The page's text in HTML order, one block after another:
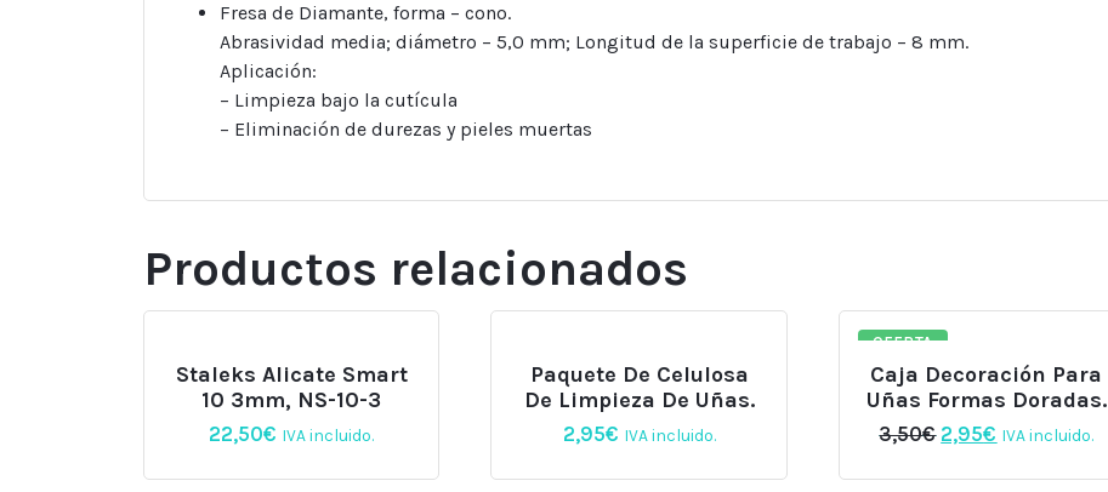
Fresa de Diamante, forma – cono.
Abrasividad media; diámetro – 5,0 mm; Longitud de la superficie de trabajo – 8 mm.
Aplicación:
– Limpieza bajo la cutícula
– Eliminación de durezas y pieles muertas
Productos relacionados
Staleks Alicate Smart
10 3mm, NS-10-3
22,50€ IVA incluido.
Paquete De Celulosa
De Limpieza De Uñas.
2,95€ IVA incluido.
OFERTA
Caja Decoración Para
Uñas Formas Doradas.
3,50€ El
original
2,95€ El
actual
IVA incluido.